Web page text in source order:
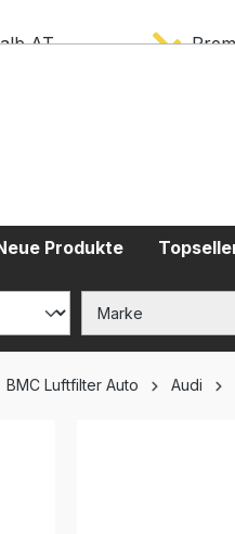
AT
Produkte
BMC Luftfilter Auto Audi